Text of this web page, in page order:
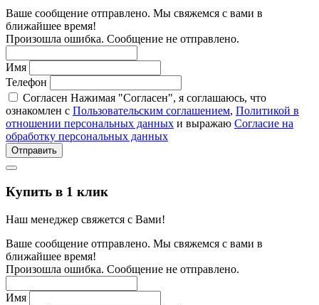
Ваше сообщение отправлено. Мы свяжемся с вами в
ближайшее время!
Произошла ошибка. Сообщение не отправлено.
Имя
Телефон
Согласен Нажимая "Согласен", я соглашаюсь, что
ознакомлен с Пользовательским соглашением, Политикой в
отношении персональных данных и выражаю Согласие на
обработку персональных данных
Отправить
Купить в 1 клик
Наш менеджер свяжется с Вами!
Ваше сообщение отправлено. Мы свяжемся с вами в
ближайшее время!
Произошла ошибка. Сообщение не отправлено.
Имя